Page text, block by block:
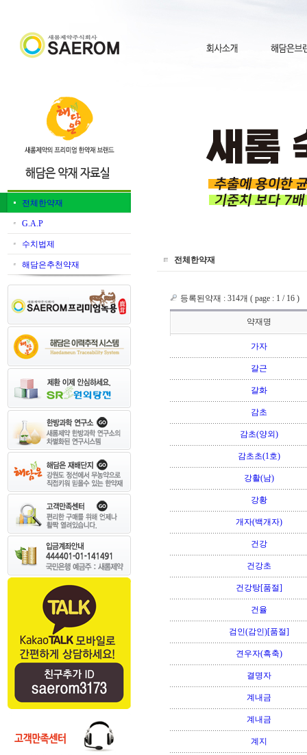
전체한약재
G.A.P
수치법제
해담은추천약재 전체한약재
등록된약재 : 314개 ( page : 1 / 16 )
약재명
가자
갈근
갈화
감초
감초(양외)
감초초(1호)
강활(남)
강황
개자(백개자)
건강
건강초
건강탕[품절]
건율
검인(감인)[품절]
견우자(흑축)
결명자
계내금
계내금
계지